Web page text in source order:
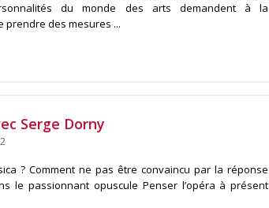
du monde des arts demandent à la
prendre des mesures ...
Serge Dorny
? Comment ne pas être convaincu par la réponse
le passionnant opuscule Penser l’opéra à présent